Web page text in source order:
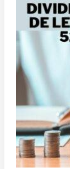
plus
bas
de
52